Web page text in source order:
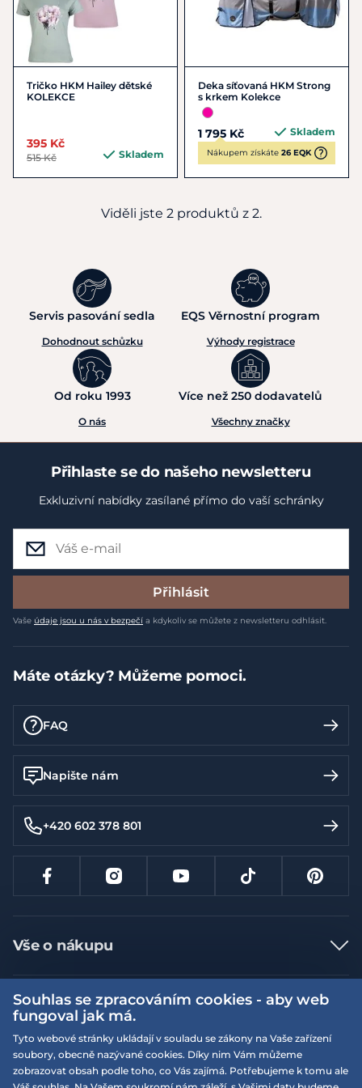
Tričko HKM Hailey dětské
KOLEKCE
395 Kč
515 Kč Skladem
Deka síťovaná HKM Strong
s krkem Kolekce
1 795 Kč Skladem
Nákupem získáte 26 EQK
Viděli jste 2 produktů z 2.
Servis pasování sedla
Dohodnout schůzku
EQS Věrnostní program
Výhody registrace
Od roku 1993
O nás
Více než 250 dodavatelů
Všechny značky
Přihlaste se do našeho newsletteru
Exkluzivní nabídky zasílané přímo do vaší schránky
Přihlásit
Vaše údaje jsou u nás v bezpečí a kdykoliv se můžete z newsletteru odhlásit.
Máte otázky? Můžeme pomoci.
FAQ
Napište nám
+420 602 378 801
Vše o nákupu
Jak nakupovat
Nejčastější dotazy
Doprava a platba
Vrácení a výměna zboží
Více informací
Obchodní podmínky
Podmínky EQS věrnostního klubu
Naše prodejny
Souhlas se zpracováním cookies - aby web
fungoval jak má.
Tyto webové stránky ukládají v souladu se zákony na Vaše zařízení
soubory, obecně nazývané cookies. Díky nim Vám můžeme
zobrazovat obsah podle toho, co Vás zajímá. Potřebujeme k tomu ale